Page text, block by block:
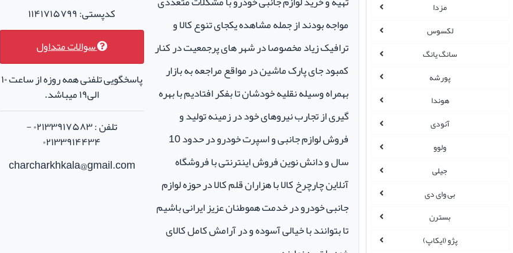
مزدا
لکسوس
سانگ یانگ
پورشه
هوندا
آئودی
ولوو
جیلی
بی وای دی
بسترن
پژو (ایکاپ)
مواجه بودند از جمله مشاهده یکجای تنوع کالا و
ترافیک زیاد مخصوصا در شهر های پرجمعیت در کنار
کمبود جای پارک ماشین در مواقع مراجعه به بازار
بهمراه وسیله نقلیه خودشان تا بفکر افتادیم با بهره
گیری از تجارب نیروهای خود در زمینه تولید و
فروش لوازم جانبی و اسپرت خودرو در حدود 10
سال و دانش نوین فروش اینترنتی با فروشگاه
آنلاین چارچرخ کالا با هزاران قلم کالا در حوزه لوازم
جانبی خودرو در خدمت هموطنان عزیز ایرانی باشیم
تا بتوانند با خیالی آسوده و در آرامش کامل کالای
کدپستی: ۱۱۴۱۷۱۵۷۹۹
سوالات متداول
پاسخگویی تلفنی همه روزه از ساعت ۱۰
الی۱۹ میباشد.
تلفن : ۰۲۱۳۳۹۱۷۵۸۳ -
۰۲۱۳۳۹۱۴۴۳۴
charcharkhkala@gmail.com